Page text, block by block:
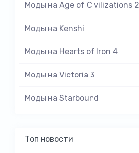
Моды на Age of Civilizations 2
Моды на Kenshi
Моды на Hearts of Iron 4
Моды на Victoria 3
Моды на Starbound
Топ новости